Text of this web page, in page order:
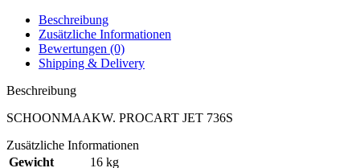
Beschreibung
Zusätzliche Informationen
Bewertungen (0)
Shipping & Delivery
Beschreibung
SCHOONMAAKW. PROCART JET 736S
Zusätzliche Informationen
Gewicht
16 kg